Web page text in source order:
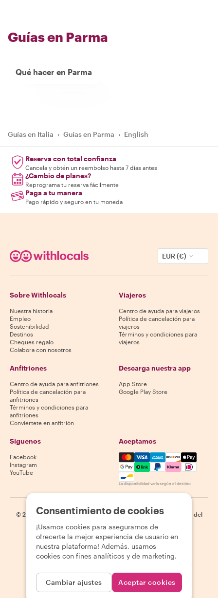
Guías en Parma
Qué hacer en Parma
Guías en Italia › Guías en Parma › English
Reserva con total confianza
Cancela y obtén un reembolso hasta 7 días antes
¿Cambio de planes?
Reprograma tu reserva fácilmente
Paga a tu manera
Pago rápido y seguro en tu moneda
EUR (€)
Sobre Withlocals
Nuestra historia
Empleo
Sostenibilidad
Destinos
Cheques regalo
Colabora con nosotros
Viajeros
Centro de ayuda para viajeros
Política de cancelación para
viajeros
Términos y condiciones para
viajeros
Anfitriones
Centro de ayuda para anfitriones
Política de cancelación para
anfitriones
Términos y condiciones para
anfitriones
Conviértete en anfitrión
Descarga nuestra app
App Store
Google Play Store
Síguenos
Facebook
Instagram
YouTube
Aceptamos
Mastercard, Visa, Amex,
La disponibilidad varía según el destino
© 2026 Withlocals.com | Política de privacidad | Cookies
Mapa del
Consentimiento de cookies
¡Usamos cookies para asegurarnos de
ofrecerte la mejor experiencia de usuario en
nuestra plataforma! Además, usamos
cookies con fines analíticos y de marketing.
Cambiar ajustes Aceptar cookies